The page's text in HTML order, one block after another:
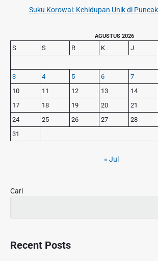
o
s
p
o
s
Suku Korowai: Kehidupan Unik di
r
i
m
a
r
y
S
d
e
AGUSTUS 2026
S S R K J
3
4 5 6 7
10
11 12 13 14
17
18 19 20 21
24
25 26 27 28
31
« Jul
Cari
Recent Posts